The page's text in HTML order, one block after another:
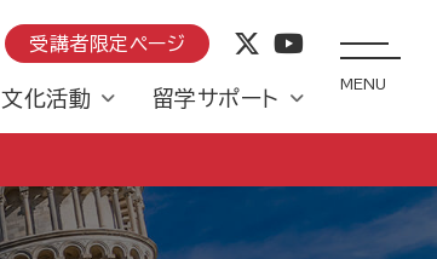
受講者限定ページ
文化活動 留学サポート
MENU